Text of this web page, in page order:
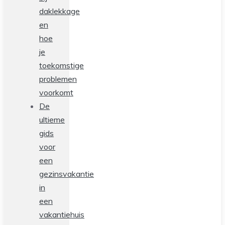
daklekkage
en
hoe
je
toekomstige
problemen
voorkomt
De
ultieme
gids
voor
een
gezinsvakantie
in
een
vakantiehuis